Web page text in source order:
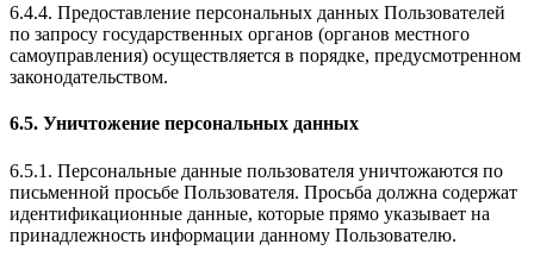
6.4.4. Предоставление персональных данных Пользователей
по запросу государственных органов (органов местного
самоуправления) осуществляется в порядке, предусмотренном
законодательством.
6.5. Уничтожение персональных данных
6.5.1. Персональные данные пользователя уничтожаются по
письменной просьбе Пользователя. Просьба должна содержат
идентификационные данные, которые прямо указывает на
принадлежность информации данному Пользователю.